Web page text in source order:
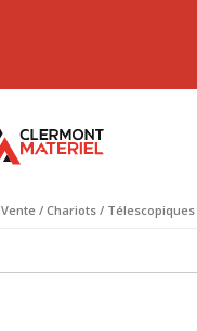
Vente / Chariots / Télescopiques